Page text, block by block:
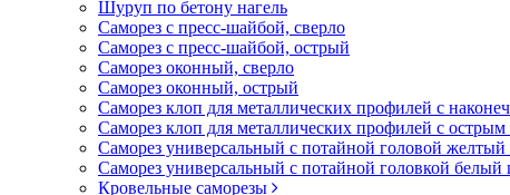
Шуруп по бетону нагель
Саморез с пресс-шайбой, сверло
Саморез с пресс-шайбой, острый
Саморез оконный, сверло
Саморез оконный, острый
Саморез клоп для металлических профилей с
Саморез клоп для металлических профилей с
Саморез универсальный с потайной головой
Саморез универсальный с потайной головкой белый
Кровельные саморезы